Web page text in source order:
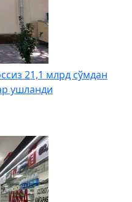
21,1 млрд сўмдан
ушланди